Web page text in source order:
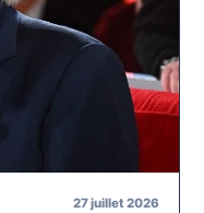
27 juillet 2026